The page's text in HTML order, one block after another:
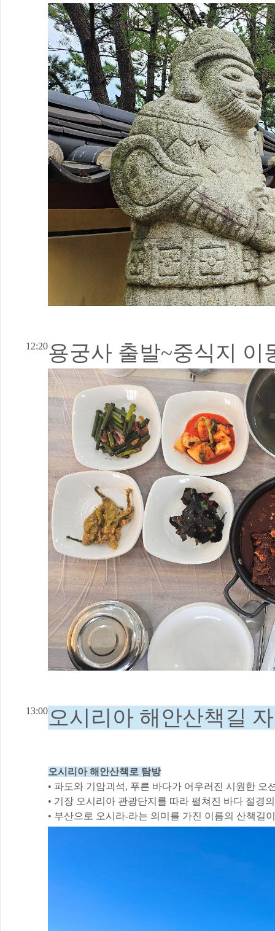
12:20용궁사 출발~중식지 이
13:00오시리아 해안산책길
오시리아 해안산책로 탐방
• 파도와 기암괴석, 푸른 바다가 어우러진 시원한 오
• 기장 오시리아 관광단지를 따라 펼쳐진 바다 절경
• 부산으로 오시라-라는 의미를 가진 이름의 산책길